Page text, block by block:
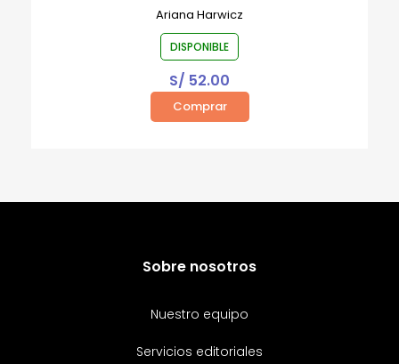
Ariana Harwicz
DISPONIBLE
S/ 52.00
Comprar
Sobre nosotros
Nuestro equipo
Servicios editoriales